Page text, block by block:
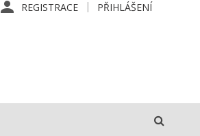
REGISTRACE PŘIHLÁŠENÍ